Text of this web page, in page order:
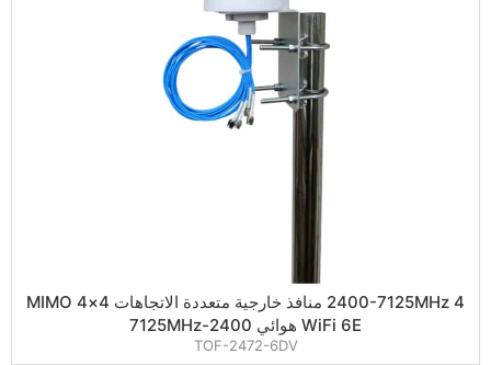
2400-7125MHz 4 منافذ خارجية متعددة الاتجاهات 4×4 MIMO
WiFi 6E هوائي 2400-7125MHz
TOF-2472-6DV